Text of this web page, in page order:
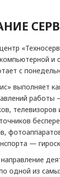
и
с
выполняет
работы
телевизоров
—
одной из
Наушники